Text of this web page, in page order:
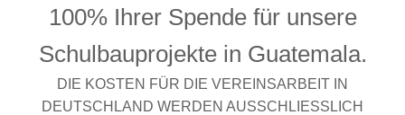
100% Ihrer Spende für unsere
Schulbauprojekte in Guatemala.
DIE KOSTEN FÜR DIE VEREINSARBEIT IN
DEUTSCHLAND WERDEN AUSSCHLIESSLICH